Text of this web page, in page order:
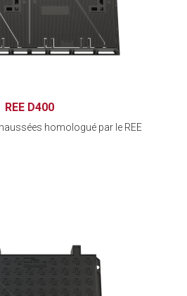
REE D400
homologué par le REE